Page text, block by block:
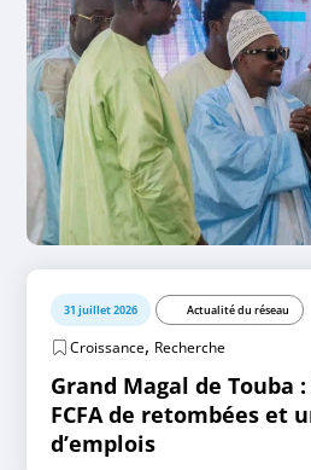
31 juillet 2026 Actualité du réseau
Croissance, Recherche
Grand Magal de Touba
FCFA de retombées et
d’emplois